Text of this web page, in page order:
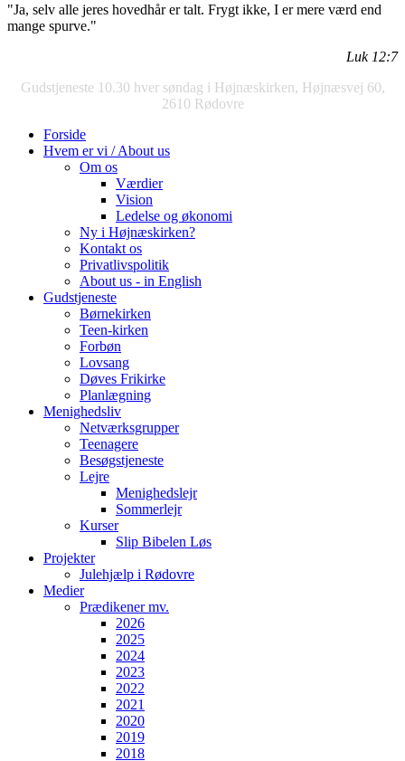
"Ja, selv alle jeres hovedhår er talt. Frygt ikke, I er mere værd end
mange spurve."
Luk 12:7
Gudstjeneste 10.30 hver søndag i Højnæskirken, Højnæsvej 60,
2610 Rødovre
Forside
Hvem er vi / About us
Om os
Værdier
Vision
Ledelse og økonomi
Ny i Højnæskirken?
Kontakt os
Privatlivspolitik
About us - in English
Gudstjeneste
Børnekirken
Teen-kirken
Forbøn
Lovsang
Døves Frikirke
Planlægning
Menighedsliv
Netværksgrupper
Teenagere
Besøgstjeneste
Lejre
Menighedslejr
Sommerlejr
Kurser
Slip Bibelen Løs
Projekter
Julehjælp i Rødovre
Medier
Prædikener mv.
2026
2025
2024
2023
2022
2021
2020
2019
2018